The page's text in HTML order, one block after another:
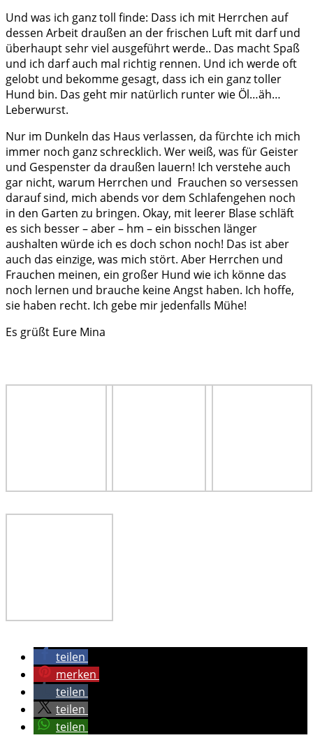
Und was ich ganz toll finde: Dass ich mit Herrchen auf
dessen Arbeit draußen an der frischen Luft mit darf und
überhaupt sehr viel ausgeführt werde.. Das macht Spaß
und ich darf auch mal richtig rennen. Und ich werde oft
gelobt und bekomme gesagt, dass ich ein ganz toller
Hund bin. Das geht mir natürlich runter wie Öl…äh…
Leberwurst.
Nur im Dunkeln das Haus verlassen, da fürchte ich mich
immer noch ganz schrecklich. Wer weiß, was für Geister
und Gespenster da draußen lauern! Ich verstehe auch
gar nicht, warum Herrchen und Frauchen so versessen
darauf sind, mich abends vor dem Schlafengehen noch
in den Garten zu bringen. Okay, mit leerer Blase schläft
es sich besser – aber – hm – ein bisschen länger
aushalten würde ich es doch schon noch! Das ist aber
auch das einzige, was mich stört. Aber Herrchen und
Frauchen meinen, ein großer Hund wie ich könne das
noch lernen und brauche keine Angst haben. Ich hoffe,
sie haben recht. Ich gebe mir jedenfalls Mühe!
Es grüßt Eure Mina
teilen
merken
teilen
teilen
teilen